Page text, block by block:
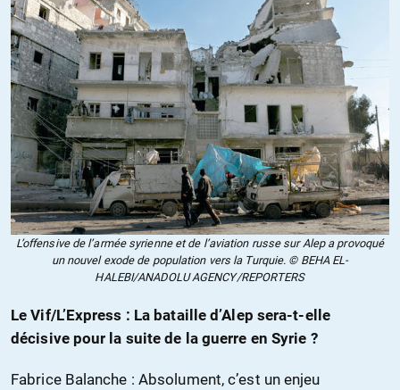
L’offensive de l’armée syrienne et de l’aviation russe sur Alep a provoqué
un nouvel exode de population vers la Turquie. © BEHA EL-
HALEBI/ANADOLU AGENCY/REPORTERS
Le Vif/L’Express : La bataille d’Alep sera-t-elle
décisive pour la suite de la guerre en Syrie ?
Fabrice Balanche : Absolument, c’est un enjeu